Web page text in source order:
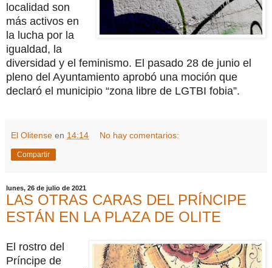
localidad son
más activos en
la lucha por la
igualdad, la
diversidad y el feminismo. El pasado 28 de junio el
pleno del Ayuntamiento aprobó una moción que
declaró el municipio “zona libre de LGTBI fobia”.
El Olitense en 14:14 No hay comentarios:
Compartir
lunes, 26 de julio de 2021
LAS OTRAS CARAS DEL PRÍNCIPE
ESTÁN EN LA PLAZA DE OLITE
El rostro del
Príncipe de